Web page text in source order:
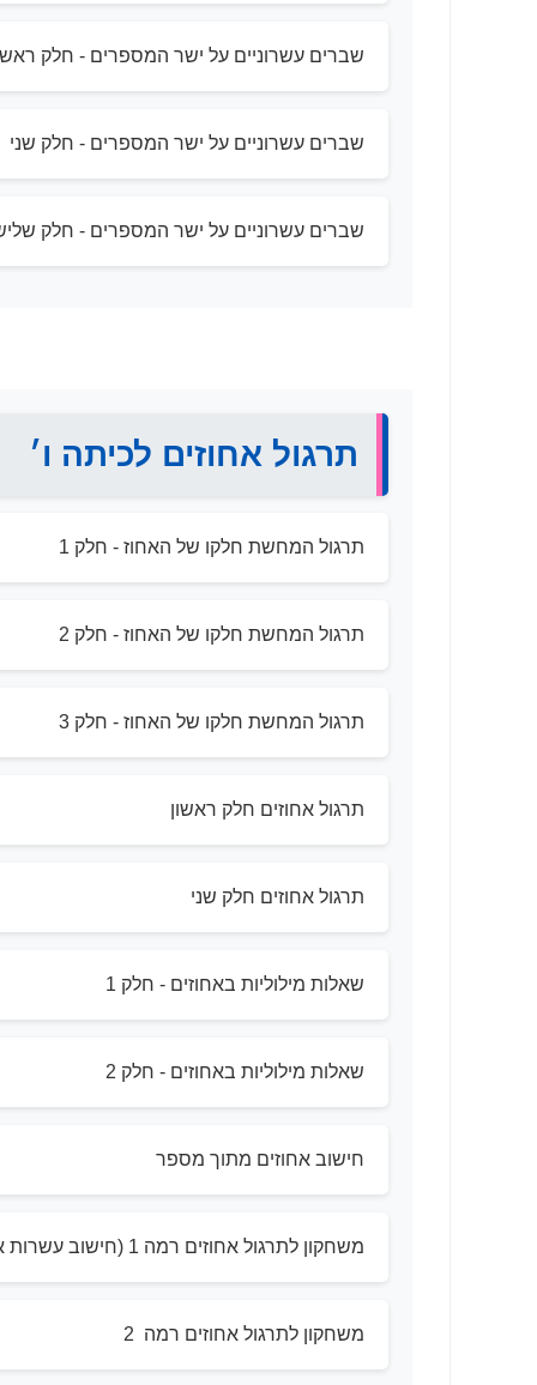
שברים עשרוניים על ישר המספרים - חלק
שברים עשרוניים על ישר המספרים - חלק שני
שברים עשרוניים על ישר המספרים - חלק
תרגול אחוזים לכיתה ו׳
תרגול המחשת חלקו של האחוז - חלק 1
תרגול המחשת חלקו של האחוז - חלק 2
תרגול המחשת חלקו של האחוז - חלק 3
תרגול אחוזים חלק ראשון
תרגול אחוזים חלק שני
שאלות מילוליות באחוזים - חלק 1
שאלות מילוליות באחוזים - חלק 2
חישוב אחוזים מתוך מספר
משחקון לתרגול אחוזים רמה 1 (חישוב עשרות אחוזים מתוך שלם)
משחקון לתרגול אחוזים רמה 2